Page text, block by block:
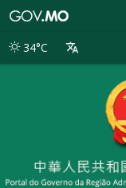
別
34°C